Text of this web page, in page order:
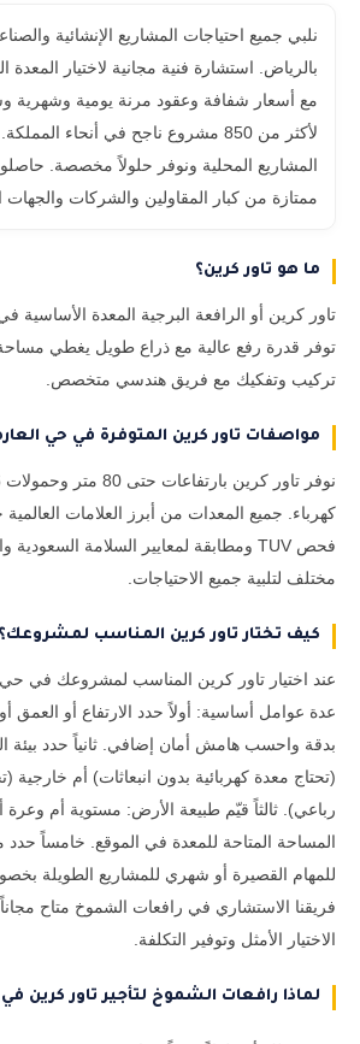
نلبي جميع احتياجات المشاريع الإنشائية
بالرياض. استشارة فنية مجانية لاختيار
مع أسعار شفافة وعقود مرنة يومية وشهرية
لأكثر من 850 مشروع ناجح في أنحاء
المشاريع المحلية ونوفر حلولاً مخصصة.
ممتازة من كبار المقاولين والشركات والجهات
ما هو تاور كرين؟
تاور كرين أو الرافعة البرجية المعدة الأساسية في
توفر قدرة رفع عالية مع ذراع طويل يغطي
تركيب وتفكيك مع فريق هندسي متخصص.
مواصفات تاور كرين المتوفرة في حي
كهرباء. جميع المعدات من أبرز العلامات
مختلف لتلبية جميع الاحتياجات.
كيف تختار تاور كرين المناسب لمشروعك؟
عند اختيار تاور كرين المناسب لمشروعك في
عدة عوامل أساسية: أولاً حدد الارتفاع أو العمق
بدقة واحسب هامش أمان إضافي. ثانياً حدد بيئة
(تحتاج معدة كهربائية بدون انبعاثات) أم خارجية
رباعي). ثالثاً قيّم طبيعة الأرض: مستوية أم
المساحة المتاحة للمعدة في الموقع. خامساً حدد
فريقنا الاستشاري في رافعات الشموخ متاح
الاختيار الأمثل وتوفير التكلفة.
لماذا رافعات الشموخ لتأجير تاور كرين